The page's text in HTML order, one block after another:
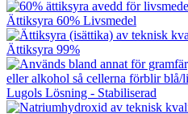
Ättiksyra 60% Livsmedel
Ättiksyra 99%
Lugols Lösning - Stabiliserad